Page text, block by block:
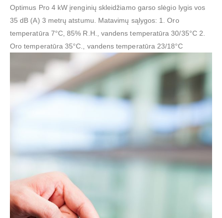
Optimus Pro 4 kW įrenginių skleidžiamo garso slėgio lygis vos
35 dB (A) 3 metrų atstumu. Matavimų sąlygos: 1. Oro
temperatūra 7°C, 85% R.H., vandens temperatūra 30/35°C 2.
Oro temperatūra 35°C., vandens temperatūra 23/18°C